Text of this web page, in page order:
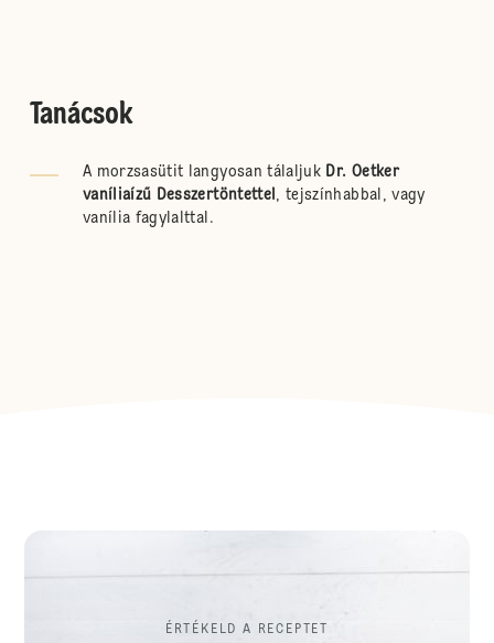
Tanácsok
A morzsasütit langyosan tálaljuk Dr. Oetker
vaníliaízű Desszertöntettel , tejszínhabbal, vagy
vanília fagylalttal.
ÉRTÉKELD A RECEPTET